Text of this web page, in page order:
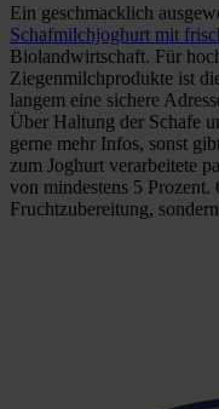
Ein geschmacklich
Schafmilchjoghurt mit
Biolandwirtschaft. Für
Ziegenmilchprodukte ist
langem eine sichere
Über Haltung der Schafe
gerne mehr Infos, sonst
zum Joghurt verarbeitete
von mindestens 5
Fruchtzubereitung,